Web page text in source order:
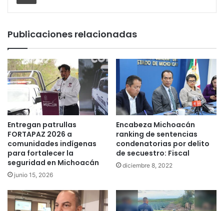
Publicaciones relacionadas
Entregan patrullas
FORTAPAZ 2026 a
comunidades indígenas
para fortalecer la
seguridad en Michoacán
junio 15, 2026
Encabeza Michoacán
ranking de sentencias
condenatorias por delito
de secuestro: Fiscal
diciembre 8, 2022